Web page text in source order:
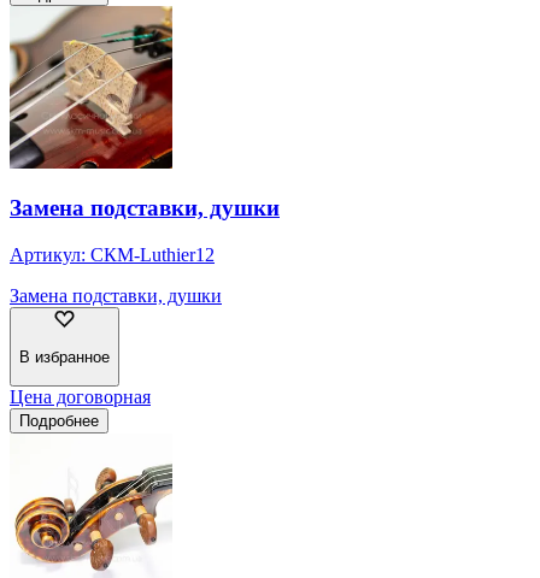
Замена подставки, душки
Артикул: СКМ-Luthier12
Замена подставки, душки
В избранное
Цена договорная
Подробнее